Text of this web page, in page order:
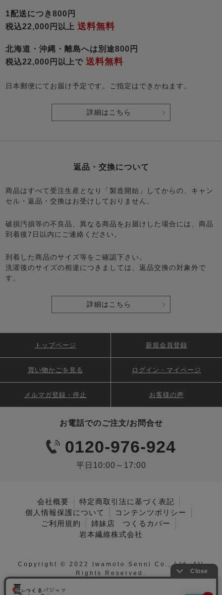
1配送につき800円
税込22,000円以上送料無料
北海道・沖縄・離島へは別途800円
税込22,000円以上で送料無料
日本郵便にてお届け予定です。ご指定はできかねます。
詳細はこちら
返品・交換について
商品はすべて受注生産となり「製造開始」してからの、キャン
セル・返品・交換はお受けしておりません。
破損汚損等の不良品、異なる商品をお届けした場合には、商品
到着後7日以内にご連絡ください。
到着した商品のサイズ等をご確認下さい。
洗濯後のサイズの相違につきましては、返品交換の対象外で
す。
詳細はこちら
お電話でのご注文/お問合せ
0120-976-924
平日10:00～17:00
トップページ 新規会員登録
買い物かごを見る ログイン・マイページ
メルマガ登録・停止 お客様の声
会社概要
特定商取引法に基づく表記
個人情報保護について
コンテンツポリシー
ご利用規約
姉妹店 つくるカバー
岩本繊維株式会社
Copyright © 2022 Iwamoto Senni Co., Ltd. All
Rights Reserved.